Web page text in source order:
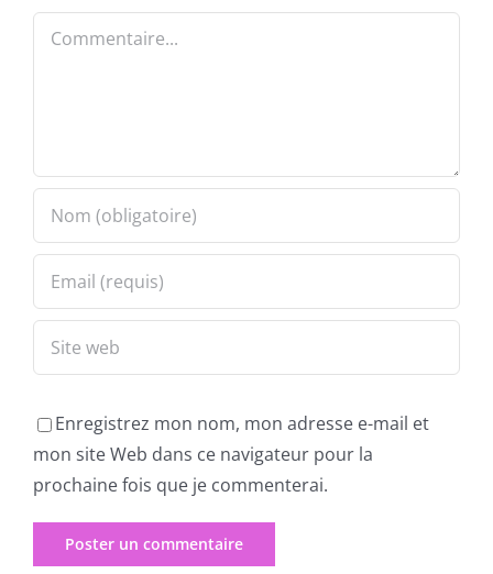
Commentaire
Enregistrez mon nom, mon adresse e-mail et
mon site Web dans ce navigateur pour la
prochaine fois que je commenterai.